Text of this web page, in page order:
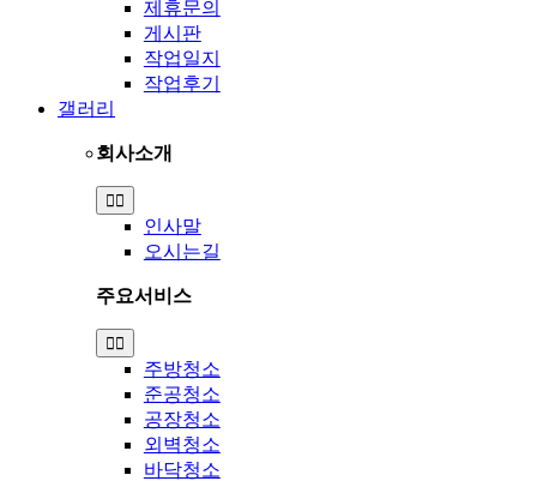
제휴문의
게시판
작업일지
작업후기
갤러리
회사소개
Toggle
Navigation
인사말
오시는길
주요서비스
Toggle
Navigation
주방청소
준공청소
공장청소
외벽청소
바닥청소